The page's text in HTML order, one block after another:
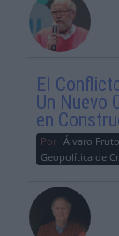
El
Un Nuevo
en
Por Álvaro
Geopolítica de